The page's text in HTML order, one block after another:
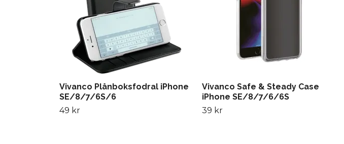
Vivanco Plånboksfodral iPhone
SE/8/7/6S/6
49 kr
Vivanco Safe & Steady Case
iPhone SE/8/7/6/6S
39 kr